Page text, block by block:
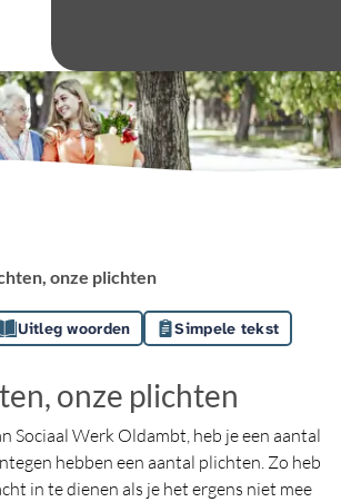
onze plichten
Uitleg woorden Simpele tekst
onze plichten
Sociaal Werk Oldambt, heb je een aantal
hebben een aantal plichten. Zo heb
in te dienen als je het ergens niet mee